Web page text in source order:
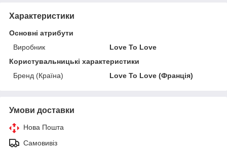
Характеристики
Основні атрибути
Виробник
Love To Love
Користувальницькі характеристики
Бренд (Країна)
Love To Love (Франція)
Умови доставки
Нова Пошта
Самовивіз